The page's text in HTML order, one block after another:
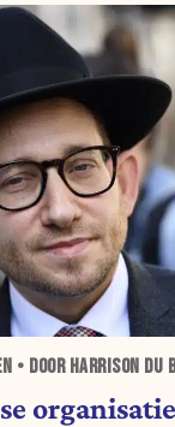
• DOOR HARRISON DU